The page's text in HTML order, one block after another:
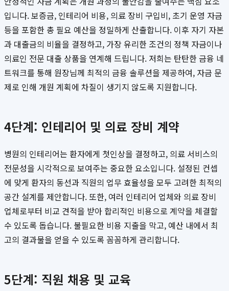
입니다. 보증금, 인테리어 비용, 의료 장비 구입비, 초기 운영 자금
등을 포함한 총 필요 예산을 정밀하게 산출합니다. 이후 자기 자본
과 대출금의 비율을 결정하고, 가장 유리한 조건의 정책 자금이나
의료인 전문 대출 상품을 연계해 드립니다. 저희는 탄탄한 금융 네
트워크를 통해 원장님께 최적의 금융 솔루션을 제공하여, 자금 문
제로 인해 개원 계획에 차질이 생기지 않도록 지원합니다.
4단계: 인테리어 및 의료 장비 계약
병원의 인테리어는 환자에게 첫인상을 결정하고, 의료 서비스의
전문성을 시각적으로 보여주는 중요한 요소입니다. 설정된 컨셉
에 맞게 환자의 동선과 직원의 업무 효율성을 모두 고려한 최적의
공간 설계를 제안합니다. 또한, 여러 인테리어 업체와 의료 장비
업체로부터 비교 견적을 받아 합리적인 비용으로 계약을 체결할
수 있도록 돕습니다. 불필요한 비용 지출을 막고, 예산 내에서 최
고의 결과물을 얻을 수 있도록 꼼꼼하게 관리합니다.
5단계: 직원 채용 및 교육